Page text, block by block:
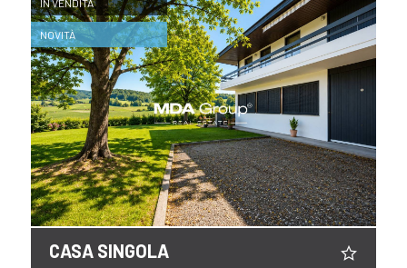
IN VENDITA
NOVITÀ
CASA SINGOLA